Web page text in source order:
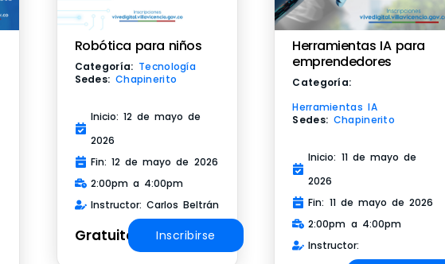
Robótica para niños
Categoría: Tecnología
Sedes: Chapinerito
Inicio: 12 de mayo de
2026
Fin: 12 de mayo de 2026
2:00pm a 4:00pm
Instructor: Carlos Beltrán
Gratuito Inscribirse
Herramientas IA para
emprendedores
Categoría:
Herramientas IA
Sedes: Chapinerito
Inicio: 11 de mayo de
2026
Fin: 11 de mayo de 2026
2:00pm a 4:00pm
Instructor: